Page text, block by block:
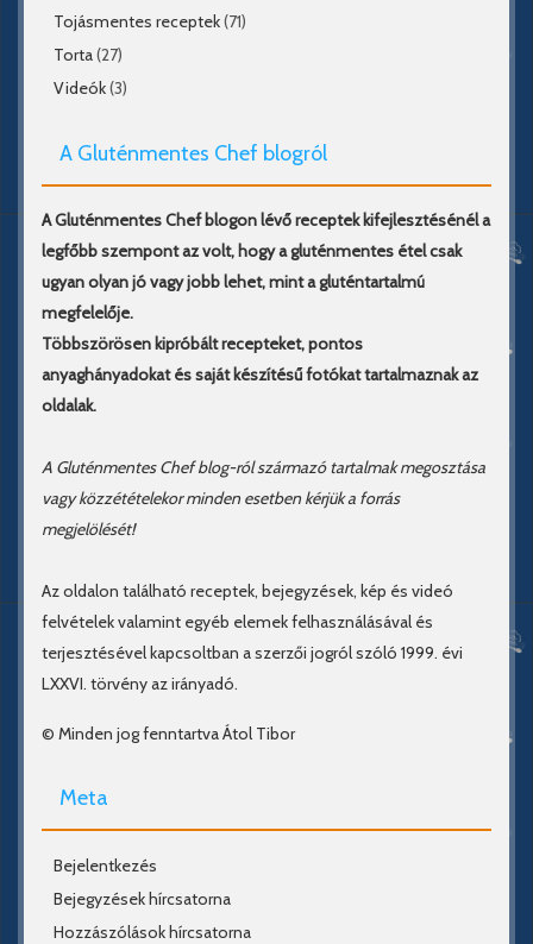
Tojásmentes receptek(71)
Torta(27)
Videók(3)
A Gluténmentes Chef blogról
A Gluténmentes Chef blogon lévő receptek kifejlesztésénél a
legfőbb szempont az volt, hogy a gluténmentes étel csak
ugyan olyan jó vagy jobb lehet, mint a gluténtartalmú
megfelelője.
Többszörösen kipróbált recepteket, pontos
anyaghányadokat és saját készítésű fotókat tartalmaznak az
oldalak.
A Gluténmentes Chef blog-ról származó tartalmak megosztása
vagy közzétételekor minden esetben kérjük a forrás
megjelölését!
Az oldalon található receptek, bejegyzések, kép és videó
felvételek valamint egyéb elemek felhasználásával és
terjesztésével kapcsoltban a szerzői jogról szóló 1999. évi
LXXVI. törvény az irányadó.
© Minden jog fenntartva Átol Tibor
Meta
Bejelentkezés
Bejegyzések hírcsatorna
Hozzászólások hírcsatorna